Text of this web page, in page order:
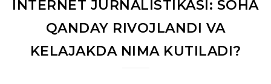
INTERNET JURNALISTIKASI: SOHA
QANDAY RIVOJLANDI VA
KELAJAKDA NIMA KUTILADI?